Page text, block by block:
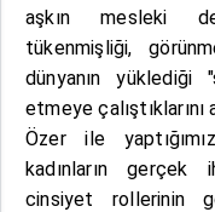
aşkın mesleki
tükenmişliği,
dünyanın yüklediği
etmeye çalıştıklarını
Özer ile
kadınların gerçek
cinsiyet rollerinin